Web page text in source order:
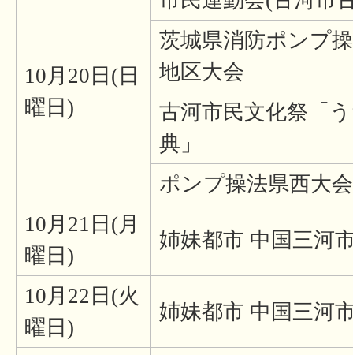
10月20日(日
曜日)
茨城県消防ポンプ
地区大会
古河市民文化祭「
典」
ポンプ操法県西大
10月21日(月
曜日)
姉妹都市 中国三河
10月22日(火
曜日)
姉妹都市 中国三河